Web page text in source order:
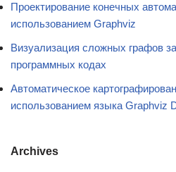
Проектирование конечных
использованием Graphviz
Визуализация сложных графов
программных кодах
Автоматическое
использованием языка Graphviz
Archives